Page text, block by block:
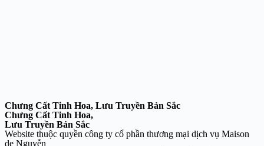
Chưng Cất Tinh Hoa, Lưu Truyền Bản Sắc
Chưng Cất Tinh Hoa,
Lưu Truyền Bản Sắc
Website thuộc quyền công ty cổ phần thương mại dịch vụ Maison
de Nguyễn